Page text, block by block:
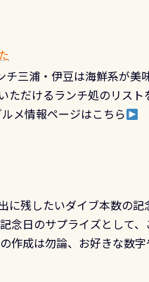
定企画です。コースを修
受講したPADIダイブセ
らも見ることが出来るの
是非ご参加ください！
くは 詳細はこちら
三浦・伊豆は海鮮系が
ただけるランチ処のリス
メ情報ページはこちら
に残したいダイブ本数の
念日のサプライズとして
作成は勿論、お好きな数